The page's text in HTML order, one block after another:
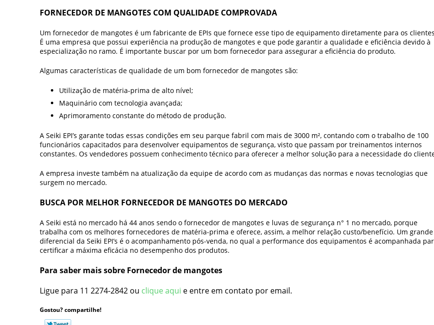
FORNECEDOR DE MANGOTES COM QUALIDADE COMPROVADA
Um fornecedor de mangotes é um fabricante de EPIs que fornece esse tipo de equipamento diretamente para os
É uma empresa que possui experiência na produção de mangotes e que pode garantir a qualidade e eficiência devido à
especialização no ramo. É importante buscar por um bom fornecedor para assegurar a eficiência do produto.
Algumas características de qualidade de um bom fornecedor de mangotes são:
Utilização de matéria-prima de alto nível;
Maquinário com tecnologia avançada;
Aprimoramento constante do método de produção.
A Seiki EPI’s garante todas essas condições em seu parque fabril com mais de 3000 m², contando com o trabalho de 100
funcionários capacitados para desenvolver equipamentos de segurança, visto que passam por treinamentos internos
constantes. Os vendedores possuem conhecimento técnico para oferecer a melhor solução para a necessidade do
A empresa investe também na atualização da equipe de acordo com as mudanças das normas e novas tecnologias que
surgem no mercado.
BUSCA POR MELHOR FORNECEDOR DE MANGOTES DO MERCADO
A Seiki está no mercado há 44 anos sendo o fornecedor de mangotes e luvas de segurança n° 1 no mercado, porque
trabalha com os melhores fornecedores de matéria-prima e oferece, assim, a melhor relação custo/benefício. Um grande
diferencial da Seiki EPI’s é o acompanhamento pós-venda, no qual a performance dos equipamentos é acompanhada
certificar a máxima eficácia no desempenho dos produtos.
Para saber mais sobre Fornecedor de mangotes
Ligue para 11 2274-2842 ou clique aqui e entre em contato por email.
Gostou? compartilhe!